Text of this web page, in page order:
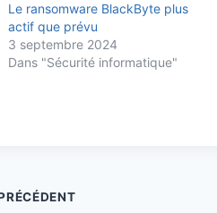
Le ransomware BlackByte plus
actif que prévu
3 septembre 2024
Dans "Sécurité informatique"